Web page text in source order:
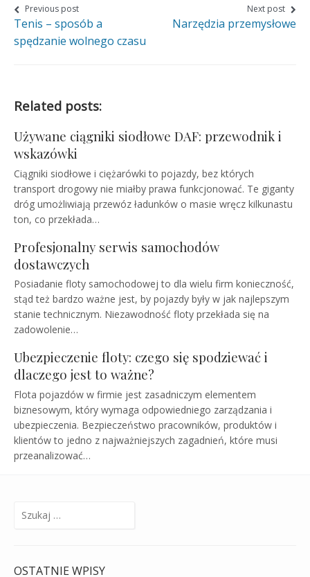
on
Facebook
on
Twitter
on
Google+
Nawigacja
wpisu
Previous post
Tenis – sposób a
spędzanie wolnego czasu
Next post
Narzędzia przemysłowe
Related posts:
Używane ciągniki siodłowe DAF: przewodnik i
wskazówki
Ciągniki siodłowe i ciężarówki to pojazdy, bez których
transport drogowy nie miałby prawa funkcjonować. Te giganty
dróg umożliwiają przewóz ładunków o masie wręcz kilkunastu
ton, co przekłada…
Profesjonalny serwis samochodów
dostawczych
Posiadanie floty samochodowej to dla wielu firm konieczność,
stąd też bardzo ważne jest, by pojazdy były w jak najlepszym
stanie technicznym. Niezawodność floty przekłada się na
zadowolenie…
Ubezpieczenie floty: czego się spodziewać i
dlaczego jest to ważne?
Flota pojazdów w firmie jest zasadniczym elementem
biznesowym, który wymaga odpowiedniego zarządzania i
ubezpieczenia. Bezpieczeństwo pracowników, produktów i
klientów to jedno z najważniejszych zagadnień, które musi
przeanalizować…
Szukaj:
OSTATNIE WPISY